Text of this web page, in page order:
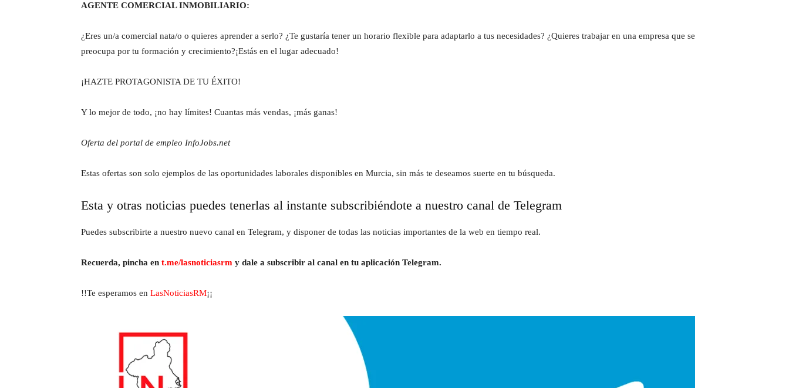
AGENTE COMERCIAL INMOBILIARIO:
¿Eres un/a comercial nata/o o quieres aprender a serlo? ¿Te gustaría tener un horario flexible para adaptarlo a tus necesidades? ¿Quieres trabajar en una empresa que se
preocupa por tu formación y crecimiento?¡Estás en el lugar adecuado!
¡HAZTE PROTAGONISTA DE TU ÉXITO!
Y lo mejor de todo, ¡no hay límites! Cuantas más vendas, ¡más ganas!
Oferta del portal de empleo InfoJobs.net
Estas ofertas son solo ejemplos de las oportunidades laborales disponibles en Murcia, sin más te deseamos suerte en tu búsqueda.
Esta y otras noticias puedes tenerlas al instante subscribiéndote a nuestro canal de Telegram
Puedes subscribirte a nuestro nuevo canal en Telegram, y disponer de todas las noticias importantes de la web en tiempo real.
Recuerda, pincha en t.me/lasnoticiasrm y dale a subscribir al canal en tu aplicación Telegram.
!!Te esperamos en LasNoticiasRM¡¡